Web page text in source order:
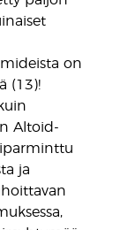
on
(13)!
Altoid-
ja